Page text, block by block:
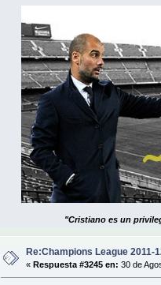
"Cristiano es un
Re:Champions League 2011-
«Respuesta #3245 en: 30 de